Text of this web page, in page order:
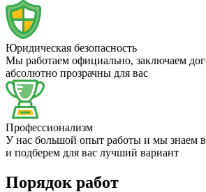
Юридическая безопасность
Мы работаем официально, заключаем
абсолютно прозрачны для вас
Профессионализм
У нас большой опыт работы и мы знаем
и подберем для вас лучший вариант
Порядок работ